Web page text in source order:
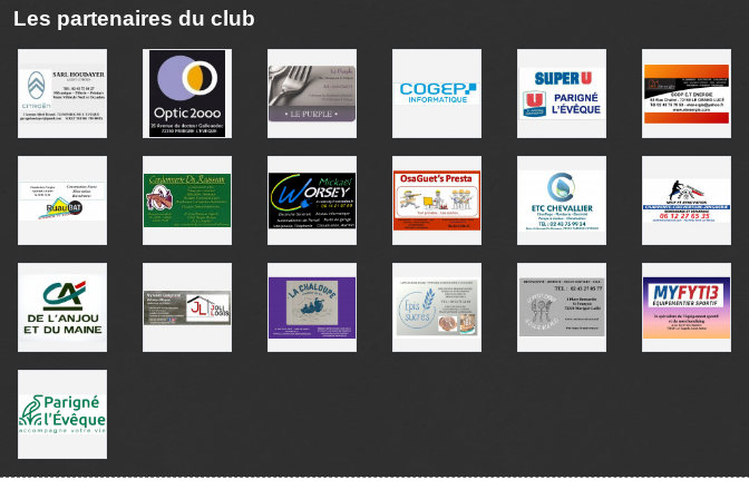
Les partenaires du club